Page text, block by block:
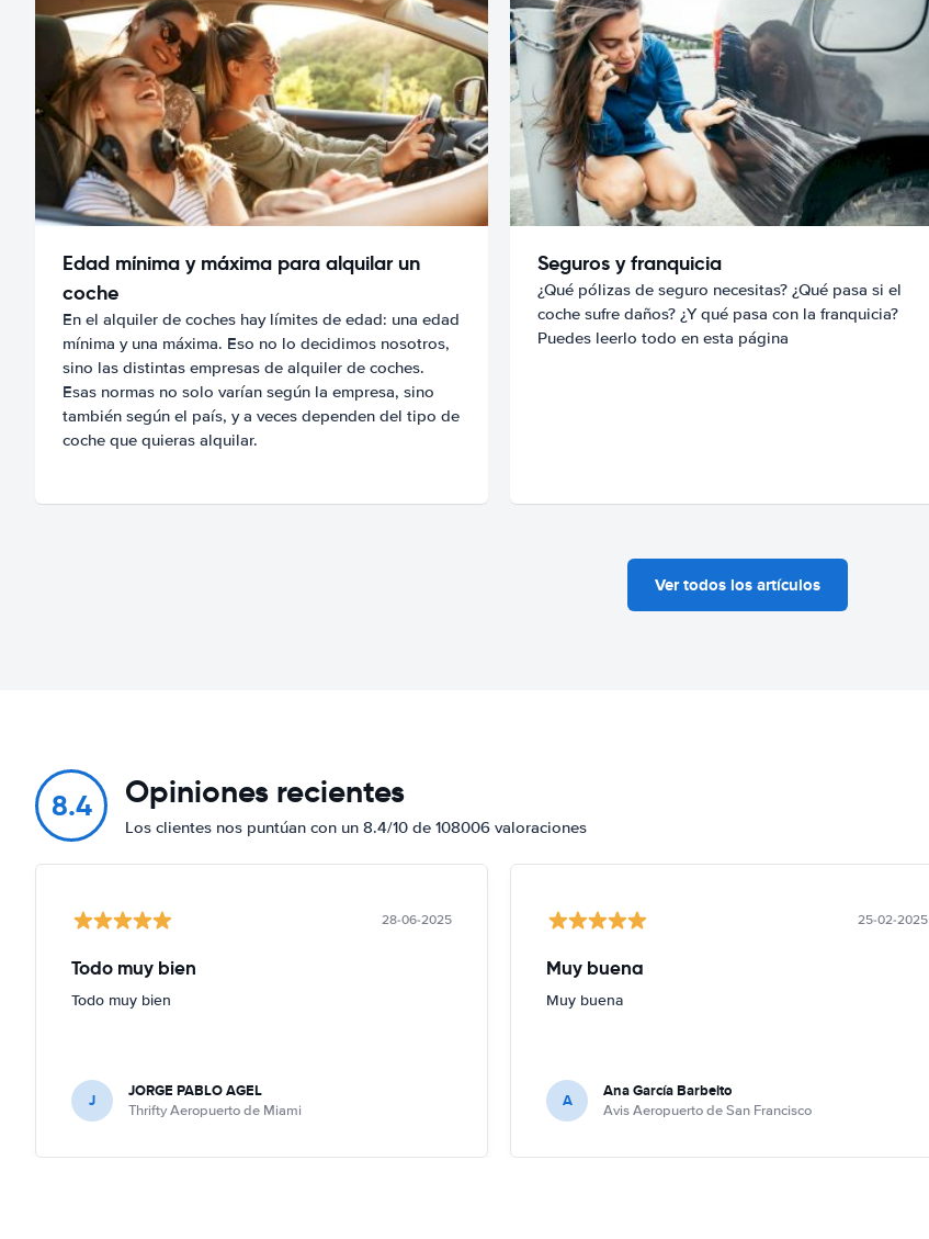
Edad mínima y máxima para alquilar un
coche
En el alquiler de coches hay límites de edad: una edad
mínima y una máxima. Eso no lo decidimos nosotros,
sino las distintas empresas de alquiler de coches.
Esas normas no solo varían según la empresa, sino
también según el país, y a veces dependen del tipo de
coche que quieras alquilar.
Seguros y franquicia
¿Qué pólizas de seguro necesitas? ¿Qué pasa si el
coche sufre daños? ¿Y qué pasa con la franquicia?
Puedes leerlo todo en esta página
Ver todos los artículos
8.4 Opiniones recientes
Los clientes nos puntúan con un 8.4/10 de 108006 valoraciones
28-06-2025
Todo muy bien
Todo muy bien
J JORGE PABLO AGEL
Thrifty Aeropuerto de Miami
25-02-2025
Muy buena
Muy buena
A Ana García Barbeito
Avis Aeropuerto de San Francisco